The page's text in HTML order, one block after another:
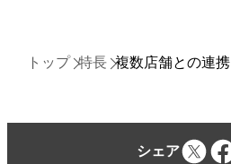
トップ 特長 複数店舗との連携
シェア